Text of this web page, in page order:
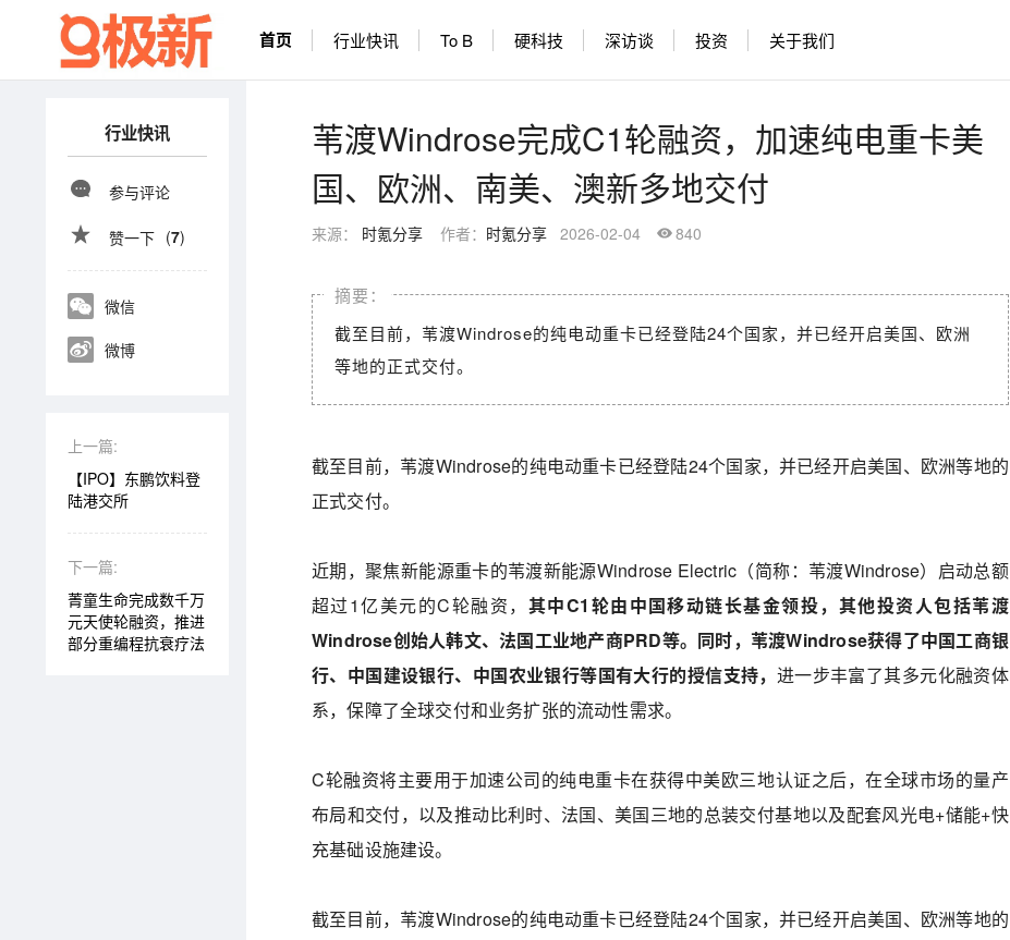
首页 行业快讯 To B 硬科技 深访谈 投资 关于我们
行业快讯
参与评论
赞一下 (7)
微信
微博
上一篇:
【IPO】东鹏饮料登
陆港交所
下一篇:
菁童生命完成数千万
元天使轮融资，推进
部分重编程抗衰疗法
苇渡Windrose完成C1轮融资，加速纯电重卡美
国、欧洲、南美、澳新多地交付
来源： 时氪分享 作者： 时氪分享 2026-02-04 840
截至目前，苇渡Windrose的纯电动重卡已经登陆24个国家，并已经开启美国、欧洲
等地的正式交付。
截至目前，苇渡Windrose的纯电动重卡已经登陆24个国家，并已经开启美国、欧洲等地的
正式交付。
近期，聚焦新能源重卡的苇渡新能源Windrose Electric（简称：苇渡Windrose）启动总额
超过1亿美元的C轮融资， 其中C1轮由中国移动链长基金领投，其他投资人包括苇渡
Windrose创始人韩文、法国工业地产商PRD等。同时，苇渡Windrose获得了中国工商银
行、中国建设银行、中国农业银行等国有大行的授信支持， 进一步丰富了其多元化融资体
系，保障了全球交付和业务扩张的流动性需求。
C轮融资将主要用于加速公司的纯电重卡在获得中美欧三地认证之后，在全球市场的量产
布局和交付，以及推动比利时、法国、美国三地的总装交付基地以及配套风光电+储能+快
充基础设施建设。
截至目前，苇渡Windrose的纯电动重卡已经登陆24个国家，并已经开启美国、欧洲等地的